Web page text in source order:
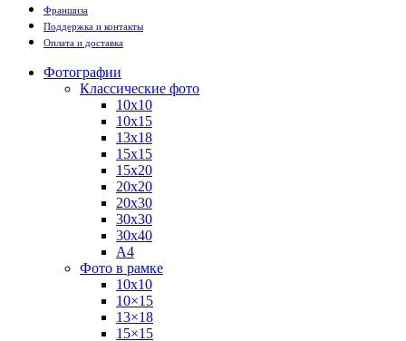
Франшиза
Поддержка и контакты
Оплата и доставка
Фотографии
Классические фото
10х10
10х15
13х18
15х15
15х20
20х20
20х30
30х30
30х40
А4
Фото в рамке
10х10
10×15
13×18
15×15